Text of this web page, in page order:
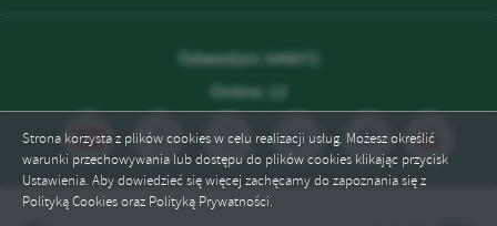
Odwiedzin: 649072
Online: 13
Strona korzysta z plików cookies w celu realizacji usług. Możesz określić
warunki przechowywania lub dostępu do plików cookies klikając przycisk
Ustawienia. Aby dowiedzieć się więcej zachęcamy do zapoznania się z
Polityką Cookies oraz Polityką Prywatności.